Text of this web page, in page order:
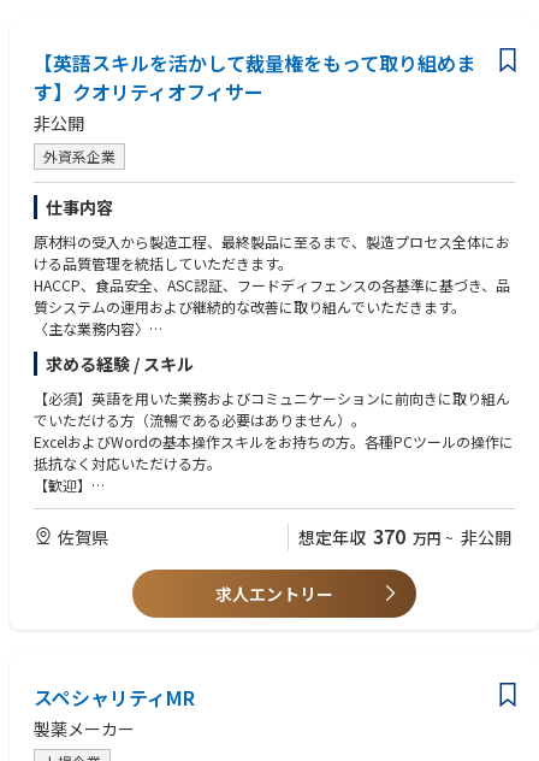
した事業基盤につながっています。
■社風：
KLAは、技術革新をリードするグローバル企業として、社員一人ひとりの
専門性と自主性を尊重する風土があります。
◇チームワーク重視：多様なバックグラウンドを持つメンバーが協力し合
い、課題解決に取り組む文化があります。
◇成長支援：最新技術の習得やキャリアアップを積極的に支援し、自己成
長を促す環境が整っています。
◇グローバル志向：世界各地の拠点や顧客と連携し、多様な文化や価値観
を尊重しながら働ける環境です。
◇顧客志向：顧客満足度向上を最優先に考え、技術力とコミュニケーショ
ン力を活かして信頼関係を築くことを重視しています。
■その他：
・全従業員数15,000名以上（日本国内）530名
・平均年齢45.0歳
【英語スキルを活かして裁量権をもって取り組めま
す】クオリティオフィサー
非公開
外資系企業
仕事内容
原材料の受入から製造工程、最終製品に至るまで、製造プロセス全体にお
ける品質管理を統括していただきます。
HACCP、食品安全、ASC認証、フードディフェンスの各基準に基づき、品
質システムの運用および継続的な改善に取り組んでいただきます。
〈主な業務内容〉
ASCやHACCP,ISO等の外部監査への対応を担うとともに、社内の品質管理
体制の維持および強化を推進していただきます。
品質関連KPIの設定、モニタリングを行い、データに基づいた継続的改善
活動を推進していただきます。
クレームや品質インシデントに対する原因分析を実施し、再発防止策の立
案および社内展開を行っていただきます。
製造部門、サプライチェーン、購買部門など関係部門と連携し、品質保証
グローバル品質基準を日本の製造現場へ適切に展開し、現場への定着を推
進していただきます。
品質監査および各種規格要求事項に基づき、全社的な品質レベルの向上に
向けた活動を推進していただきます。
求める経験 / スキル
【必須】英語を用いた業務およびコミュニケーションに前向きに取り組ん
でいただける方（流暢である必要はありません）。
ExcelおよびWordの基本操作スキルをお持ちの方。各種PCツールの操作に
抵抗なく対応いただける方。
【歓迎】
HACCP、食品安全、ASC等の認証監査対応のご経験をお持ちの方。
製造現場と連携し、品質改善活動を推進されたご経験をお持ちの方。
部門横断での課題解決や改善活動に取り組まれたご経験をお持ちの方。
グローバル基準に関する理解を有し、それをローカル環境へ展開されたご
経験をお持ちの方。
PowerPointの基本操作スキルをお持ちの方。
佐賀県 想定年収 370 万円 ~ 非公開
求人エントリー
スペシャリティMR
製薬メーカー